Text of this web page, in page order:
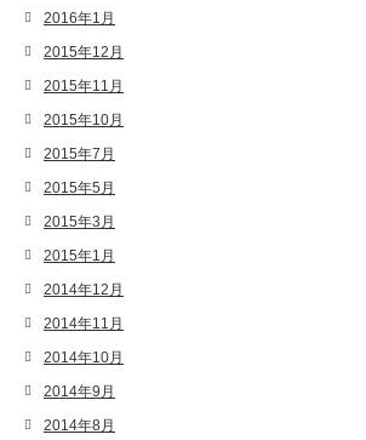
2016年1月
2015年12月
2015年11月
2015年10月
2015年7月
2015年5月
2015年3月
2015年1月
2014年12月
2014年11月
2014年10月
2014年9月
2014年8月